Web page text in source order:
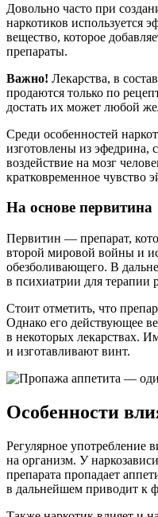
Довольно часто при
наркотиков используется
вещество, которое
препараты.
Важно! Лекарства, в
продаются только по
достать их может любой
Среди особенностей
изготовлены из эфедрина,
воздействие на мозг
кратковременное чувство
На основе первитина
Первитин — препарат,
второй мировой войны и
обезболивающего. В
в психиатрии для терапии
Стоит отметить, что
Однако его действующее
в некоторых лекарствах.
и изготавливают винт.
Особенности
Регулярное употребление
на организм. У
препарата пропадает
в дальнейшем приводит к